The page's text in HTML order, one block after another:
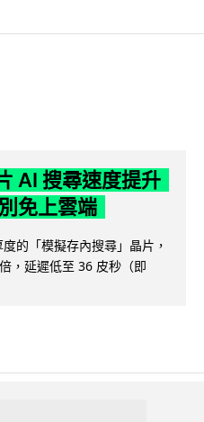
AI 搜尋速度提升
免上雲端
的「模擬存內搜尋」晶片，
，延遲低至 36 皮秒（即